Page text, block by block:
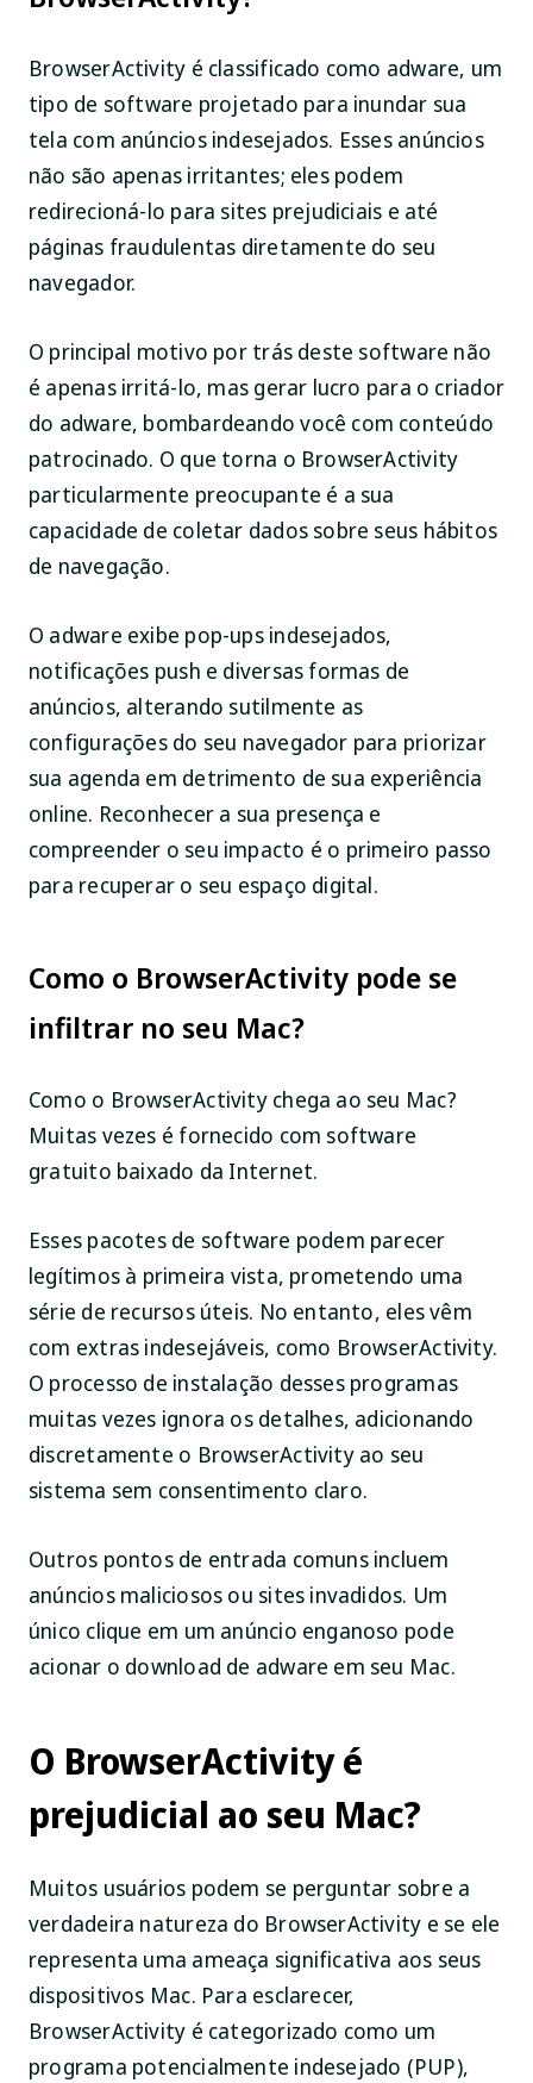
BrowserActivity é classificado como adware, um
tipo de software projetado para inundar sua
tela com anúncios indesejados. Esses anúncios
não são apenas irritantes; eles podem
redirecioná-lo para sites prejudiciais e até
páginas fraudulentas diretamente do seu
navegador.
O principal motivo por trás deste software não
é apenas irritá-lo, mas gerar lucro para o criador
do adware, bombardeando você com conteúdo
patrocinado. O que torna o BrowserActivity
particularmente preocupante é a sua
capacidade de coletar dados sobre seus hábitos
de navegação.
O adware exibe pop-ups indesejados,
notificações push e diversas formas de
anúncios, alterando sutilmente as
configurações do seu navegador para priorizar
sua agenda em detrimento de sua experiência
online. Reconhecer a sua presença e
compreender o seu impacto é o primeiro passo
para recuperar o seu espaço digital.
Como o BrowserActivity pode se
infiltrar no seu Mac?
Como o BrowserActivity chega ao seu Mac?
Muitas vezes é fornecido com software
gratuito baixado da Internet.
Esses pacotes de software podem parecer
legítimos à primeira vista, prometendo uma
série de recursos úteis. No entanto, eles vêm
com extras indesejáveis, como BrowserActivity.
O processo de instalação desses programas
muitas vezes ignora os detalhes, adicionando
discretamente o BrowserActivity ao seu
sistema sem consentimento claro.
Outros pontos de entrada comuns incluem
anúncios maliciosos ou sites invadidos. Um
único clique em um anúncio enganoso pode
acionar o download de adware em seu Mac.
O BrowserActivity é
prejudicial ao seu Mac?
Muitos usuários podem se perguntar sobre a
verdadeira natureza do BrowserActivity e se ele
representa uma ameaça significativa aos seus
dispositivos Mac. Para esclarecer,
BrowserActivity é categorizado como um
programa potencialmente indesejado (PUP),